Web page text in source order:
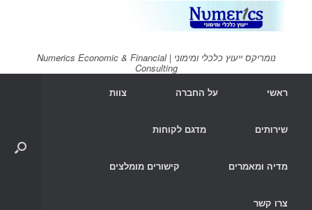
נומריקס ייעוץ כלכלי ומימוני | Numerics Economic & Financial
Consulting
ראשי
על החברה צוות
שירותים מדגם לקוחות
מדיה ומאמרים קישורים מומלצים
צרו קשר